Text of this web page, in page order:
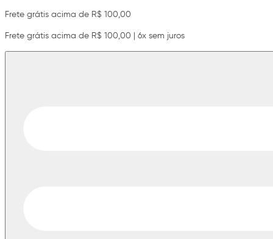
Frete grátis acima de R$ 100,00
Frete grátis acima de R$ 100,00 | 6x sem juros